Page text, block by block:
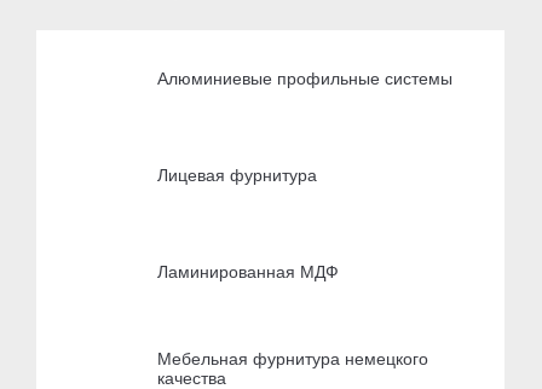
Алюминиевые профильные системы
Лицевая фурнитура
Ламинированная МДФ
Мебельная фурнитура немецкого
качества